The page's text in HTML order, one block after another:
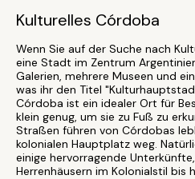
Kulturelles Córdoba
Wenn Sie auf der Suche nach
eine Stadt im Zentrum
Galerien, mehrere Museen und
was ihr den Titel
Córdoba ist ein idealer Ort für
klein genug, um sie zu Fuß zu
Straßen führen von Córdobas
kolonialen Hauptplatz weg.
einige hervorragende
Herrenhäusern im Kolonialstil bis